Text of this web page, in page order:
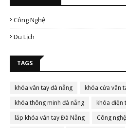
Công Nghệ
Du Lịch
TAGS
khóa vân tay đà nẵng
khóa cửa vân
khóa thông minh đà nẵng
khóa điện
lắp khóa vân tay Đà Nẵng
Công nghệ